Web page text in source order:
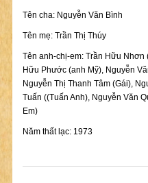
Tên cha: Nguyễn Văn Bình
Tên mẹ: Trần Thị Thúy
Tên anh-chị-em: Trần Hữu Nhơn
Hữu Phước (anh Mỹ), Nguyễn
Nguyễn Thị Thanh Tâm (Gái),
Tuấn ((Tuấn Anh), Nguyễn Văn
Em)
Năm thất lạc: 1973